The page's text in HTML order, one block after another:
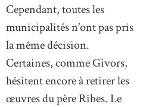
Cependant, toutes les
municipalités n’ont pas pris
la même décision.
Certaines, comme Givors,
hésitent encore à retirer les
œuvres du père Ribes. Le